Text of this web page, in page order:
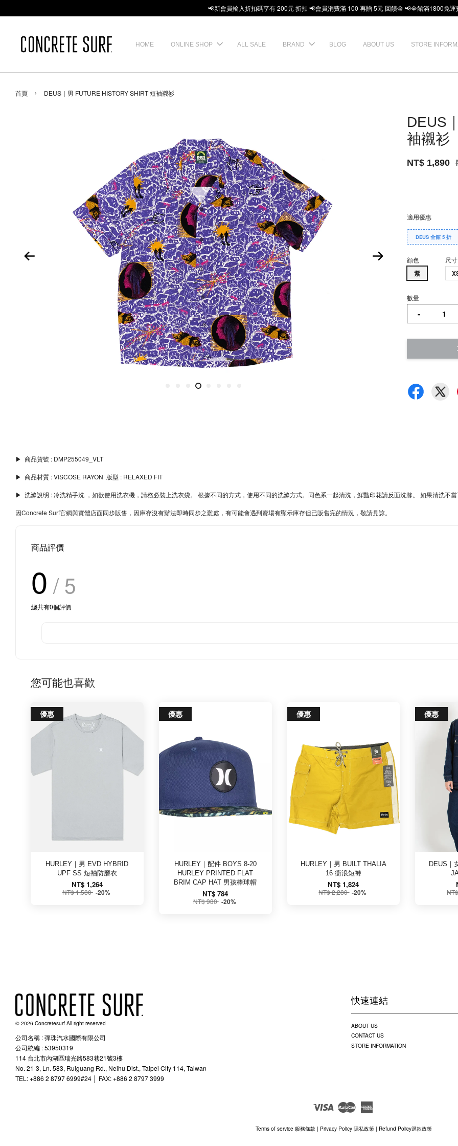
📢新會員輸入折扣碼享有 200元 折扣 📢會員消費滿 100 再贈 5元 回饋金 📢全館滿1800免運
HOME ONLINE SHOP ALL SALE BRAND BLOG ABOUT US STORE
首頁 › DEUS｜男 FUTURE HISTORY SHIRT 短袖襯衫
DEUS
袖襯衫
NT$ 1,890
適用優惠
DEUS 全館 5 折
顔色
紫
尺寸
數量
-
▶︎ 商品貨號 : DMP255049_VLT
▶︎ 商品材質 : VISCOSE RAYON 版型 : RELAXED FIT
▶︎ 洗滌說明 : 冷洗精手洗 ，如欲使用洗衣機，請務必裝上洗衣袋。 根據不同的方式，使用不同的洗滌方式。同色系一起清洗，鮮豔印花請反面洗滌。 如果清洗不當
因Concrete Surf官網與實體店面同步販售，因庫存沒有辦法即時同步之難處，有可能會遇到賣場有顯示庫存但已販售完的情況，敬請見諒。
商品評價
0 / 5
總共有0個評價
您可能也喜歡
優惠
HURLEY｜男 EVD HYBRID
UPF SS 短袖防磨衣
NT$ 1,264
NT$ 1,580 -20%
優惠
HURLEY｜配件 BOYS 8-20
HURLEY PRINTED FLAT
BRIM CAP HAT 男孩棒球帽
NT$ 784
NT$ 980 -20%
優惠
HURLEY｜男 BUILT THALIA
16 衝浪短褲
NT$ 1,824
NT$ 2,280 -20%
優惠
DEUS｜
© 2026 Concretesurf All right reserved
公司名稱 : 彈珠汽水國際有限公司
公司統編 : 53950319
快速連結
ABOUT US
CONTACT US
STORE INFORMATION
114 台北市內湖區瑞光路583巷21號3樓
No. 21-3, Ln. 583, Ruiguang Rd., Neihu Dist., Taipei City 114, Taiwan
TEL: +886 2 8797 6999#24 │ FAX: +886 2 8797 3999
Visa Master
Terms of service 服務條款| Privacy Policy 隱私政策| Refund Policy退款政策